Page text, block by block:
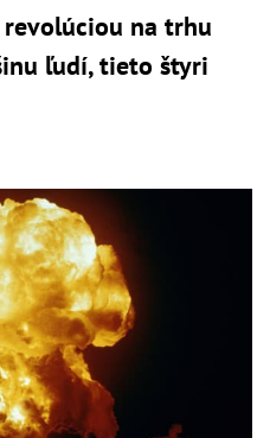
na trhu
ľudí, tieto štyri